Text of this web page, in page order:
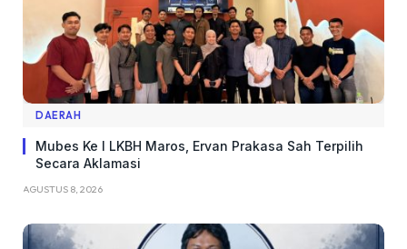
DAERAH
Mubes Ke I LKBH Maros, Ervan Prakasa Sah Terpilih
Secara Aklamasi
AGUSTUS 8, 2026